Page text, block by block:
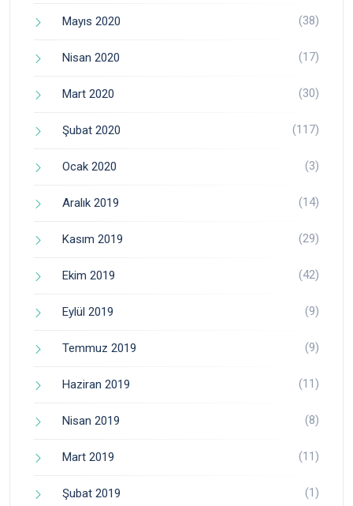
Mayıs 2020 (38)
Nisan 2020 (17)
Mart 2020 (30)
Şubat 2020 (117)
Ocak 2020 (3)
Aralık 2019 (14)
Kasım 2019 (29)
Ekim 2019 (42)
Eylül 2019 (9)
Temmuz 2019 (9)
Haziran 2019 (11)
Nisan 2019 (8)
Mart 2019 (11)
Şubat 2019 (1)